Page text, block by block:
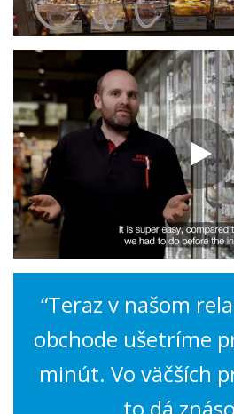
“Teraz v našom
obchode ušetríme
minút. Vo väčších
to dá